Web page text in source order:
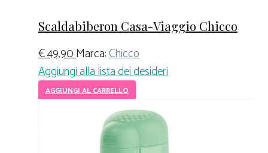
Scaldabiberon Casa-Viaggio Chicco
€49,90Marca:Chicco
Aggiungi alla lista dei desideri
AGGIUNGI AL CARRELLO